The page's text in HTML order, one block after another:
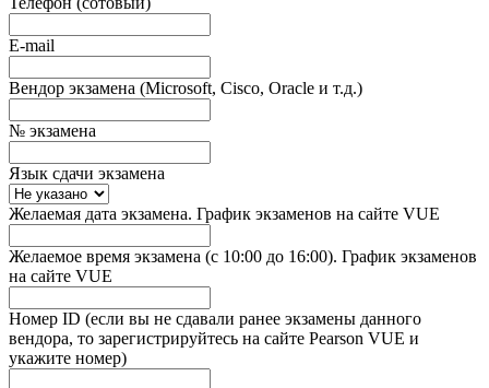
E-mail
Вендор экзамена (Microsoft, Cisco, Oracle и т.д.)
№ экзамена
Язык сдачи экзамена
Желаемая дата экзамена. График экзаменов на сайте VUE
Желаемое время экзамена (с 10:00 до 16:00). График экзаменов
на сайте VUE
Номер ID (если вы не сдавали ранее экзамены данного
вендора, то зарегистрируйтесь на сайте Pearson VUE и
укажите номер)